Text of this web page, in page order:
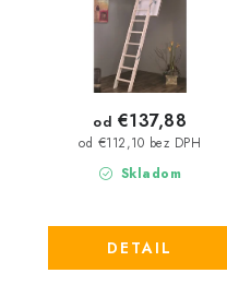
Skladom
od €112,10 bez DPH
od €137,88
DETAIL